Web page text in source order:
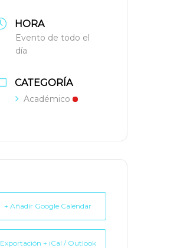
HORA
Evento de todo el
día
CATEGORÍA
Académico
+ Añadir Google Calendar
Exportación + iCal / Outlook